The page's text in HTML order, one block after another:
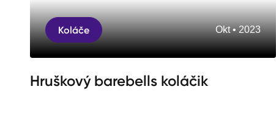
Koláče Okt • 2023
Hruškový barebells koláčik